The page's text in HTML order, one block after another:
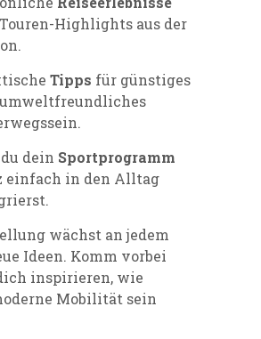
Highlights aus der
Tipps für günstiges
dein Sportprogramm
einfach in den Alltag
wächst an jedem
Ideen. Komm vorbei
inspirieren, wie
Mobilität sein